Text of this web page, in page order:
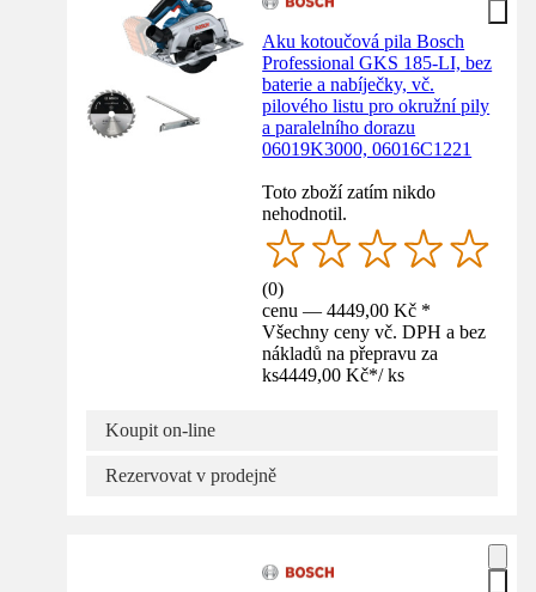
Aku kotoučová pila Bosch
Professional GKS 185-LI, bez
baterie a nabíječky, vč.
pilového listu pro okružní pily
a paralelního dorazu
06019K3000, 06016C1221
Toto zboží zatím nikdo
nehodnotil.
(0)
cenu — 4449,00 Kč *
Všechny ceny vč. DPH a bez
nákladů na přepravu za
ks4449,00 Kč*/ ks
Koupit on-line
Rezervovat v prodejně